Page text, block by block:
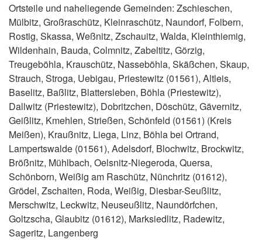
Ortsteile und naheliegende Gemeinden: Zschieschen,
Mülbitz, Großraschütz, Kleinraschütz, Naundorf, Folbern,
Rostig, Skassa, Weßnitz, Zschauitz, Walda, Kleinthiemig,
Wildenhain, Bauda, Colmnitz, Zabeltitz, Görzig,
Treugeböhla, Krauschütz, Nasseböhla, Skäßchen, Skaup,
Strauch, Stroga, Uebigau, Priestewitz (01561), Altleis,
Baselitz, Baßlitz, Blattersleben, Böhla (Priestewitz),
Dallwitz (Priestewitz), Dobritzchen, Döschütz, Gävernitz,
Geißlitz, Kmehlen, Strießen, Schönfeld (01561) (Kreis
Meißen), Kraußnitz, Liega, Linz, Böhla bei Ortrand,
Lampertswalde (01561), Adelsdorf, Blochwitz, Brockwitz,
Brößnitz, Mühlbach, Oelsnitz-Niegeroda, Quersa,
Schönborn, Weißig am Raschütz, Nünchritz (01612),
Grödel, Zschaiten, Roda, Weißig, Diesbar-Seußlitz,
Merschwitz, Leckwitz, Neuseußlitz, Naundörfchen,
Goltzscha, Glaubitz (01612), Marksiedlitz, Radewitz,
Sageritz, Langenberg